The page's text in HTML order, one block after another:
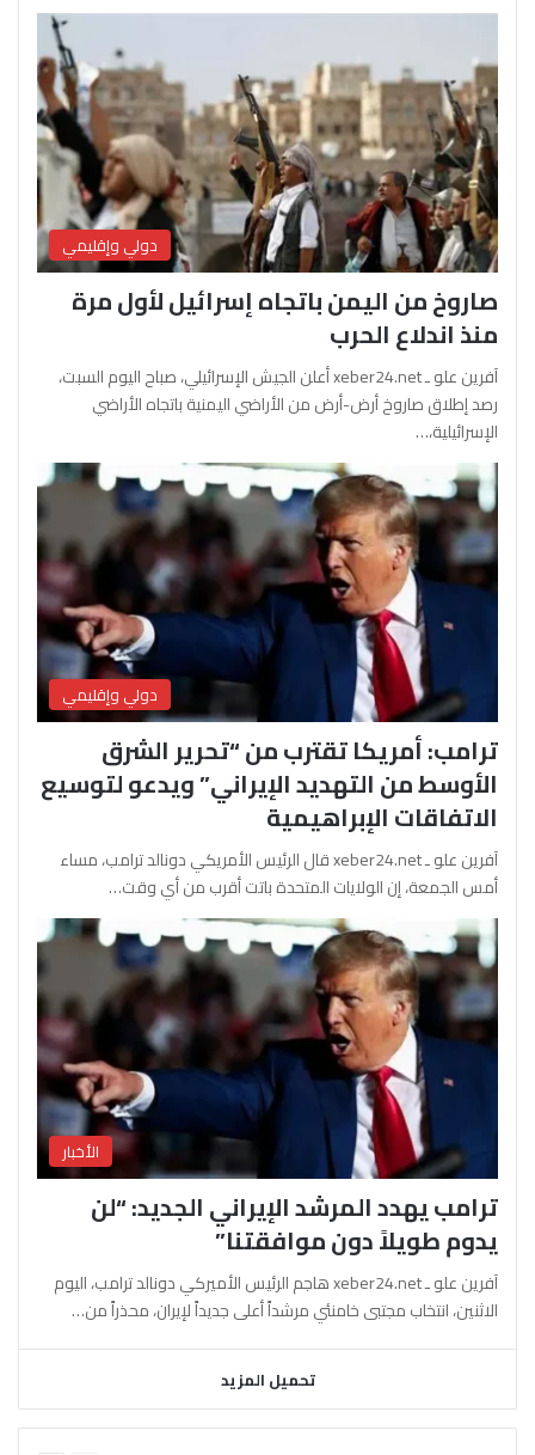
دولي وإقليمي
صاروخ من اليمن باتجاه إسرائيل لأول مرة
منذ اندلاع الحرب
آفرين علو ـ xeber24.net أعلن الجيش الإسرائيلي، صباح اليوم السبت،
رصد إطلاق صاروخ أرض-أرض من الأراضي اليمنية باتجاه الأراضي
الإسرائيلية،…
دولي وإقليمي
ترامب: أمريكا تقترب من “تحرير الشرق
الأوسط من التهديد الإيراني” ويدعو لتوسيع
الاتفاقات الإبراهيمية
آفرين علو ـ xeber24.net قال الرئيس الأمريكي دونالد ترامب، مساء
أمس الجمعة، إن الولايات المتحدة باتت أقرب من أي وقت…
الأخبار
ترامب يهدد المرشد الإيراني الجديد: “لن
يدوم طويلاً دون موافقتنا”
آفرين علو ـ xeber24.net هاجم الرئيس الأميركي دونالد ترامب، اليوم
الاثنين، انتخاب مجتبى خامنئي مرشداً أعلى جديداً لإيران، محذراً من…
تحميل المزيد